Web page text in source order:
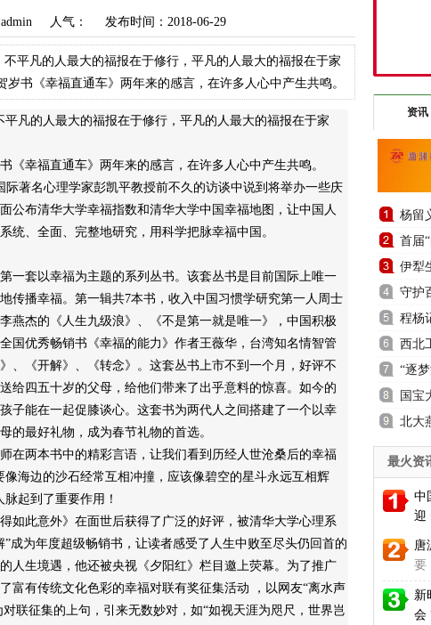
人气： 发布时间：2018-06-29
平凡的人最大的福报在于修行，平凡的人最大的福报在于家
书《幸福直通车》两年来的感言，在许多人心中产生共鸣。
凡的人最大的福报在于修行，平凡的人最大的福报在于家
幸福直通车》两年来的感言，在许多人心中产生共鸣。
著名心理学家彭凯平教授前不久的访谈中说到将举办一些庆
公布清华大学幸福指数和清华大学中国幸福地图，让中国人
统、全面、完整地研究，用科学把脉幸福中国。
套以幸福为主题的系列丛书。该套丛书是目前国际上唯一
传播幸福。第一辑共7本书，收入中国习惯学研究第一人周士
燕杰的《人生九级浪》、《不是第一就是唯一》，中国积极
优秀畅销书《幸福的能力》作者王薇华，台湾知名情智管
、《开解》、《转念》。这套丛书上市不到一个月，好评不
给四五十岁的父母，给他们带来了出乎意料的惊喜。如今的
子能在一起促膝谈心。这套书为两代人之间搭建了一个以幸
的最好礼物，成为春节礼物的首选。
两本书中的精彩言语，让我们看到历经人世沧桑后的幸福
海边的沙石经常互相冲撞，应该像碧空的星斗永远互相辉
起到了重要作用！
此意外》在面世后获得了广泛的好评，被清华大学心理系
成为年度超级畅销书，让读者感受了人生中败至尽头仍回首的
人生境遇，他还被央视《夕阳红》栏目邀上荧幕。为了推广
富有传统文化色彩的幸福对联有奖征集活动 ，以网友“离水声
联征集的上句，引来无数妙对，如“如视天涯为咫尺，世界岂
资讯
杨留
耀京
首届
师（
伊犁
灵》
守护
十三
程杨
———
西北
感悟
“逐
洋强
国宝
拍卖
北大
学院
最火资
中
迎
唐
要
新
会